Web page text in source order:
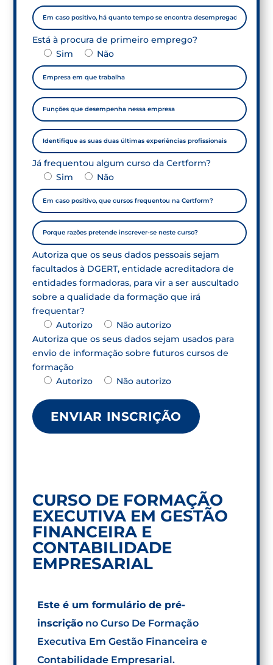
Está à procura de primeiro emprego?
Sim
Não
Já frequentou algum curso da Certform?
Sim
Não
Autoriza que os seus dados pessoais sejam
facultados à DGERT, entidade acreditadora de
entidades formadoras, para vir a ser auscultado
sobre a qualidade da formação que irá
frequentar?
Autorizo
Não autorizo
Autoriza que os seus dados sejam usados para
envio de informação sobre futuros cursos de
formação
Autorizo
Não autorizo
CURSO DE FORMAÇÃO
EXECUTIVA EM GESTÃO
FINANCEIRA E
CONTABILIDADE
EMPRESARIAL
Este é um formulário de pré-
inscrição no Curso De Formação
Executiva Em Gestão Financeira e
Contabilidade Empresarial.